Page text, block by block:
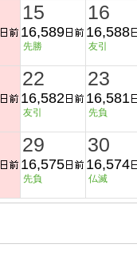
15
16,589
先勝
16
16,588
友引
22
16,582
友引
23
16,581
先負
29
16,575
先負
30
16,574
仏滅